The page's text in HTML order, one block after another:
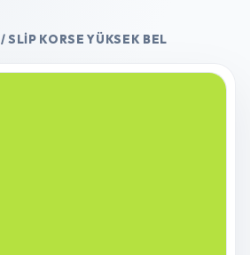
/ SLIP KORSE YÜKSEK BEL